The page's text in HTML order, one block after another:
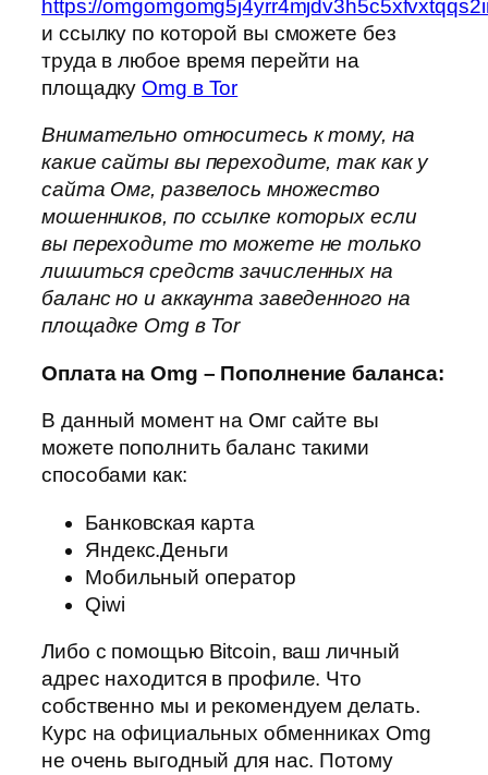
https://
и ссылку по которой вы сможете без
труда в любое время перейти на
площадку Omg в Tor
Внимательно относитесь к тому, на
какие сайты вы переходите, так как у
сайта Омг, развелось множество
мошенников, по ссылке которых если
вы переходите то можете не только
лишиться средств зачисленных на
баланс но и аккаунта заведенного на
площадке Omg в Tor
Оплата на Omg – Пополнение баланса:
В данный момент на Омг сайте вы
можете пополнить баланс такими
способами как:
Банковская карта
Яндекс.Деньги
Мобильный оператор
Qiwi
Либо с помощью Bitcoin, ваш личный
адрес находится в профиле. Что
собственно мы и рекомендуем делать.
Курс на официальных обменниках Omg
не очень выгодный для нас. Потому